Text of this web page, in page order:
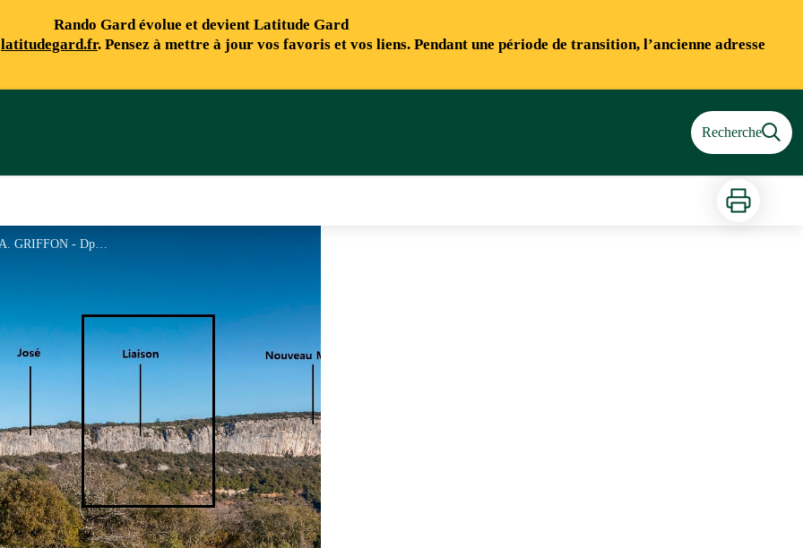
Rando Gard évolue et devient Latitude Gard
latitudegard.fr. Pensez à mettre à jour vos favoris et vos liens. Pendant une période de transition, l’ancienne adresse
Recherche
Imprimer
Secteur Liaison - Mont Bouquet - © A. GRIFFON - Dpt30